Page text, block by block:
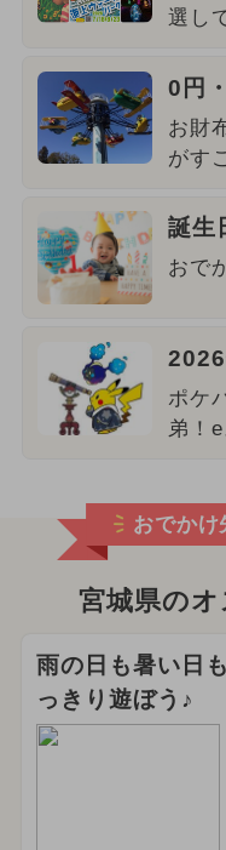
選し
0円
お財
がす
誕生
おで
2026
ポケ
弟！e
おでかけ
宮城県の
雨の日も暑い日
っきり遊ぼう♪